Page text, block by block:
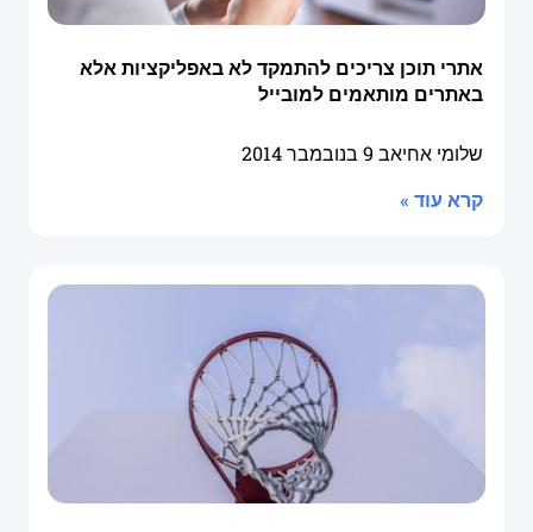
אתרי תוכן צריכים להתמקד לא באפליקציות אלא
באתרים מותאמים למובייל
שלומי אחיאב 9 בנובמבר 2014
קרא עוד »